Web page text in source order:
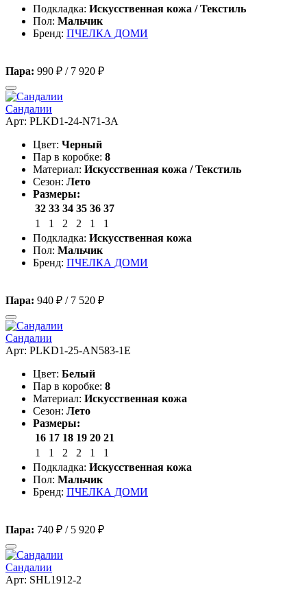
Подкладка: Искусственная кожа / Текстиль
Пол: Мальчик
Бренд: ПЧЕЛКА ДОМИ
Пара: 990 ₽ / 7 920 ₽
Сандалии
Арт: PLKD1-24-N71-3A
Цвет: Черный
Пар в коробке: 8
Материал: Искусственная кожа / Текстиль
Сезон: Лето
Размеры:
32 33 34 35 36 37
1
1 2 2 1
1
Подкладка: Искусственная кожа
Пол: Мальчик
Бренд: ПЧЕЛКА ДОМИ
Пара: 940 ₽ / 7 520 ₽
Сандалии
Арт: PLKD1-25-AN583-1E
Цвет: Белый
Пар в коробке: 8
Материал: Искусственная кожа
Сезон: Лето
Размеры:
16 17 18 19 20 21
1
1 2 2 1
1
Подкладка: Искусственная кожа
Пол: Мальчик
Бренд: ПЧЕЛКА ДОМИ
Пара: 740 ₽ / 5 920 ₽
Сандалии
Арт: SHL1912-2